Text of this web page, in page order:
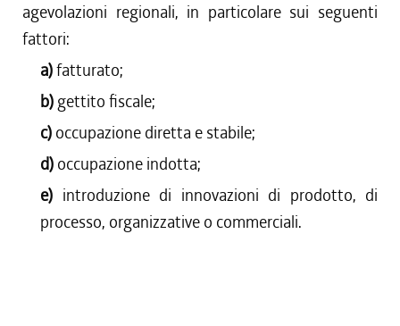
agevolazioni regionali, in particolare sui seguenti
fattori:
a)fatturato;
b) gettito fiscale;
c) occupazione diretta e stabile;
d) occupazione indotta;
e) introduzione di innovazioni di prodotto, di
processo, organizzative o commerciali.